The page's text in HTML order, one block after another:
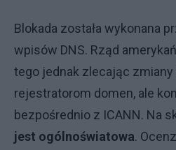
Blokada została wykonana
wpisów DNS. Rząd
tego jednak zlecając
rejestratorom domen, ale
bezpośrednio z ICANN. Na
jest ogólnoświatowa.